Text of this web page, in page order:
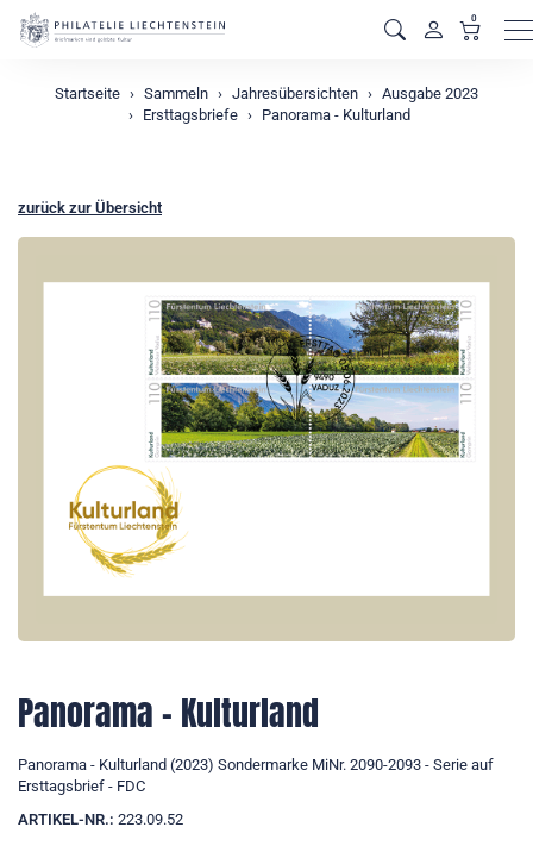
0
Startseite Sammeln Jahresübersichten
Ausgabe 2023
Ersttagsbriefe
Panorama - Kulturland
zurück zur Übersicht
Panorama - Kulturland
Panorama - Kulturland (2023) Sondermarke MiNr. 2090-2093 - Serie auf
Ersttagsbrief - FDC
ARTIKEL-NR.: 223.09.52